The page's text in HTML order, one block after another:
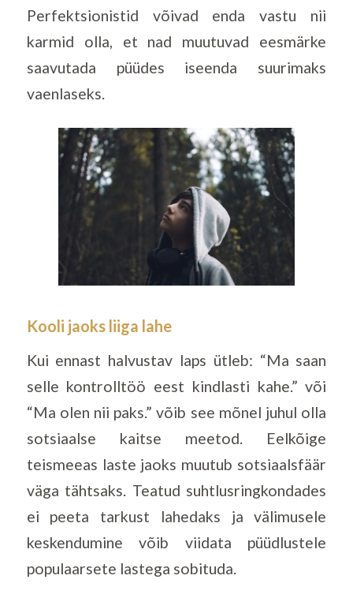
Perfektsionistid võivad enda vastu nii
karmid olla, et nad muutuvad eesmärke
saavutada püüdes iseenda suurimaks
vaenlaseks.
Kooli jaoks liiga lahe
Kui ennast halvustav laps ütleb: “Ma saan
selle kontrolltöö eest kindlasti kahe.” või
“Ma olen nii paks.” võib see mõnel juhul olla
sotsiaalse kaitse meetod. Eelkõige
teismeeas laste jaoks muutub sotsiaalsfäär
väga tähtsaks. Teatud suhtlusringkondades
ei peeta tarkust lahedaks ja välimusele
keskendumine võib viidata püüdlustele
populaarsete lastega sobituda.